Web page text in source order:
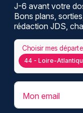
J-6 avant votre
Bons plans,
rédaction JDS,
44 - Loire-
Choisir mes
Mon email